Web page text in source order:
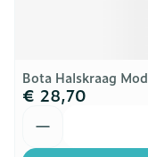
Bota Halskraag
€ 28,70